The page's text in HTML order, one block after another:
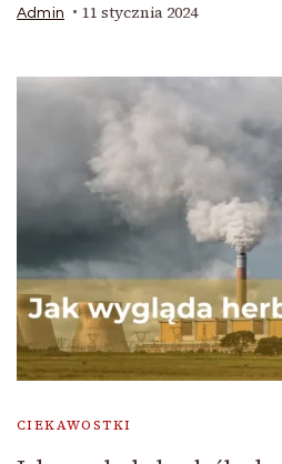
Admin 11 stycznia 2024
CIEKAWOSTKI